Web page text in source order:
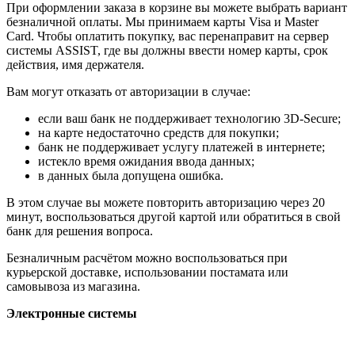
При оформлении заказа в корзине вы можете выбрать вариант
безналичной оплаты. Мы принимаем карты Visa и Master
Card. Чтобы оплатить покупку, вас перенаправит на сервер
системы ASSIST, где вы должны ввести номер карты, срок
действия, имя держателя.
Вам могут отказать от авторизации в случае:
если ваш банк не поддерживает технологию 3D-Secure;
на карте недостаточно средств для покупки;
банк не поддерживает услугу платежей в интернете;
истекло время ожидания ввода данных;
в данных была допущена ошибка.
В этом случае вы можете повторить авторизацию через 20
минут, воспользоваться другой картой или обратиться в свой
банк для решения вопроса.
Безналичным расчётом можно воспользоваться при
курьерской доставке, использовании постамата или
самовывоза из магазина.
Электронные системы